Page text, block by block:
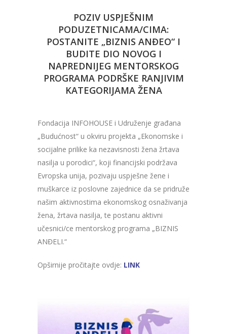
POZIV USPJEŠNIM
PODUZETNICAMA/CIMA:
POSTANITE „BIZNIS ANĐEO“ I
BUDITE DIO NOVOG I
NAPREDNIJEG MENTORSKOG
PROGRAMA PODRŠKE RANJIVIM
KATEGORIJAMA ŽENA
Fondacija INFOHOUSE i Udruženje građana
„Budućnost“ u okviru projekta „Ekonomske i
socijalne prilike ka nezavisnosti žena žrtava
nasilja u porodici“, koji financijski podržava
Evropska unija, pozivaju uspješne žene i
muškarce iz poslovne zajednice da se pridruže
našim aktivnostima ekonomskog osnaživanja
žena, žrtava nasilja, te postanu aktivni
učesnici/ce mentorskog programa „BIZNIS
ANĐELI.“
Opširnije pročitajte ovdje: LINK